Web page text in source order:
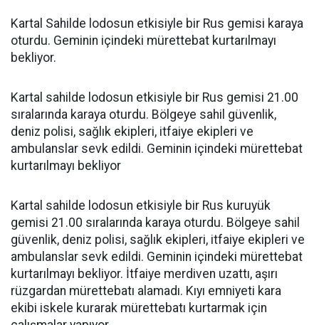
Kartal Sahilde lodosun etkisiyle bir Rus gemisi karaya
oturdu. Geminin içindeki mürettebat kurtarılmayı
bekliyor.
Kartal sahilde lodosun etkisiyle bir Rus gemisi 21.00
sıralarında karaya oturdu. Bölgeye sahil güvenlik,
deniz polisi, sağlık ekipleri, itfaiye ekipleri ve
ambulanslar sevk edildi. Geminin içindeki mürettebat
kurtarılmayı bekliyor
Kartal sahilde lodosun etkisiyle bir Rus kuruyük
gemisi 21.00 sıralarında karaya oturdu. Bölgeye sahil
güvenlik, deniz polisi, sağlık ekipleri, itfaiye ekipleri ve
ambulanslar sevk edildi. Geminin içindeki mürettebat
kurtarılmayı bekliyor. İtfaiye merdiven uzattı, aşırı
rüzgardan mürettebatı alamadı. Kıyı emniyeti kara
ekibi iskele kurarak mürettebatı kurtarmak için